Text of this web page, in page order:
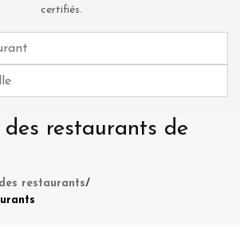
certifiés.
restaurants de
restaurants/